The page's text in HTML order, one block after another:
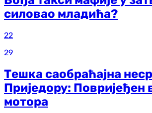
силовао младића?
22
29
Тешка саобраћајна
Приједору: Повријеђен
мотора